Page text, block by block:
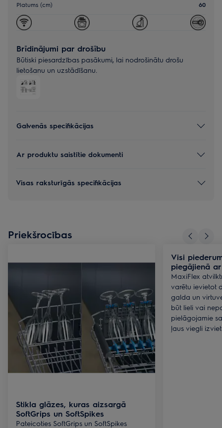
Platums (cm) 60
Brīdinājumi par drošību
Būtiski piesardzības pasākumi, lai nodrošinātu drošu
lietošanu un uzstādīšanu.
Galvenās specifikācijas
Ar produktu saistītie dokumenti
Visas raksturīgās specifikācijas
Priekšrocības
Stikla glāzes, kuras aizsargā
SoftGrips un SoftSpikes
Pateicoties SoftGrips un SoftSpikes
Visi
piegājienā
MaxiFlex
varētu ievietot
galda un
būt lieli vai
pielāgojamie
ļaus viegli